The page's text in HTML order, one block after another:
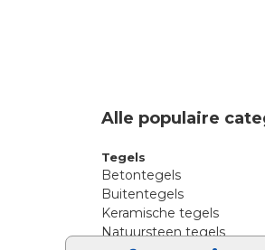
Alle populaire
Tegels
Betontegels
Buitentegels
Keramische tegels
Natuursteen tegels